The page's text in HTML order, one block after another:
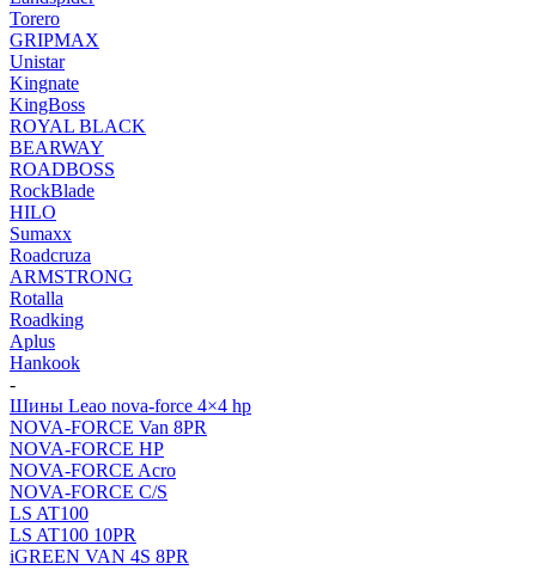
Torero
GRIPMAX
Unistar
Kingnate
KingBoss
ROYAL BLACK
BEARWAY
ROADBOSS
RockBlade
HILO
Sumaxx
Roadcruza
ARMSTRONG
Rotalla
Roadking
Aplus
Hankook
-
Шины Leao nova-force 4×4 hp
NOVA-FORCE Van 8PR
NOVA-FORCE HP
NOVA-FORCE Acro
NOVA-FORCE C/S
LS AT100
LS AT100 10PR
iGREEN VAN 4S 8PR